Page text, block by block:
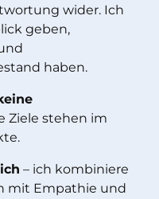
wider. Ich
geben,
haben.
Ziele stehen im
– ich kombiniere
mit Empathie und